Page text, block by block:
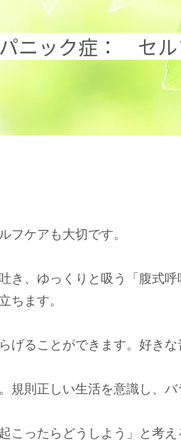
パニック症： セル
フケアも大切です。
き、ゆっくりと吸う「腹式
ちます。
ることができます。好き
則正しい生活を意識し、バ
こったらどうしよう」と考